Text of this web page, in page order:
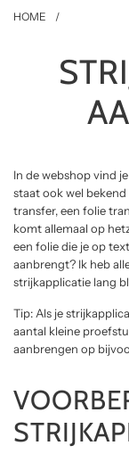
HOME /
In de webshop vind
staat ook wel
transfer, een folie
komt allemaal op
een folie die je op
aanbrengt? Ik heb
strijkapplicatie lang
Tip: Als je
aantal kleine
aanbrengen op